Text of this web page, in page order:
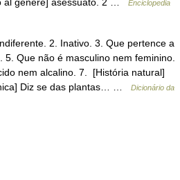
Enciclopedia
2. Inativo. 3. Que pertence a
Que não é masculino nem feminino.
nem alcalino. 7. [História natural]
Diz se das plantas… …
Dicionário da